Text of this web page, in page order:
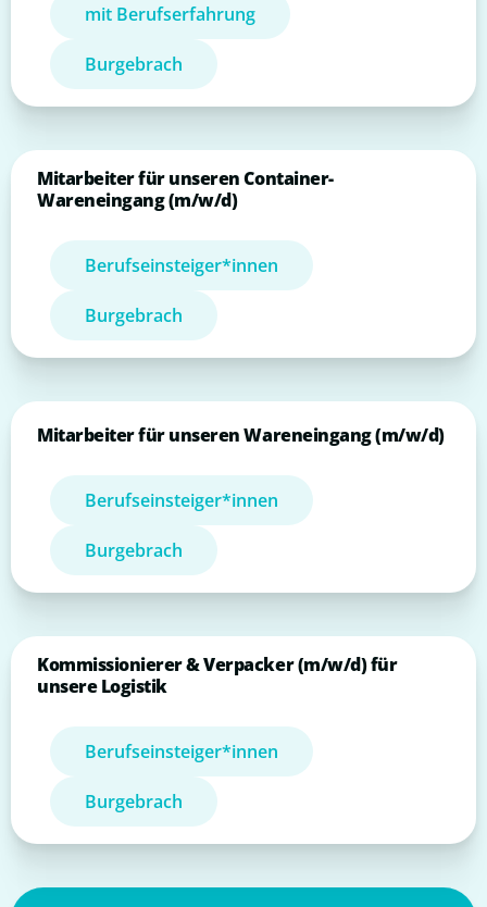
mit Berufserfahrung
Burgebrach
Mitarbeiter für unseren Container-
Wareneingang (m/w/d)
Berufseinsteiger*innen
Burgebrach
Mitarbeiter für unseren Wareneingang (m/w/d)
Berufseinsteiger*innen
Burgebrach
Kommissionierer & Verpacker (m/w/d) für
unsere Logistik
Berufseinsteiger*innen
Burgebrach